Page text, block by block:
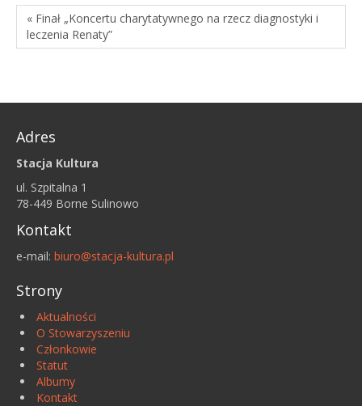
« Finał „Koncertu charytatywnego na rzecz diagnostyki i
leczenia Renaty”
Adres
Stacja Kultura
ul. Szpitalna 1
78-449 Borne Sulinowo
Kontakt
e-mail: biuro@stacja-kultura.pl
Strony
Aktualności
O Stowarzyszeniu
Członkowie
Statut
Albumy
Kontakt